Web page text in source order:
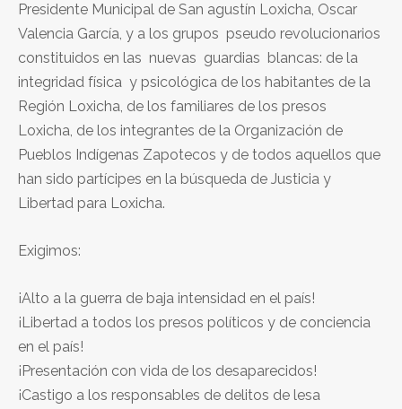
Presidente Municipal de San agustín Loxicha, Oscar
Valencia García, y a los grupos pseudo revolucionarios
constituidos en las nuevas guardias blancas: de la
integridad física y psicológica de los habitantes de la
Región Loxicha, de los familiares de los presos
Loxicha, de los integrantes de la Organización de
Pueblos Indígenas Zapotecos y de todos aquellos que
han sido partícipes en la búsqueda de Justicia y
Libertad para Loxicha.
Exigimos:
¡Alto a la guerra de baja intensidad en el país!
¡Libertad a todos los presos políticos y de conciencia
en el país!
¡Presentación con vida de los desaparecidos!
¡Castigo a los responsables de delitos de lesa